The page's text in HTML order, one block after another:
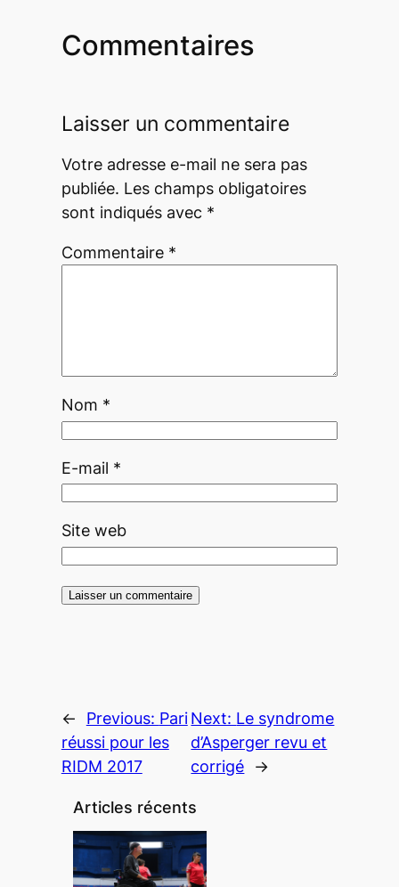
Commentaires
Laisser un commentaire
Votre adresse e-mail ne sera pas
publiée. Les champs obligatoires
sont indiqués avec *
Commentaire *
Nom *
E-mail *
Site web
← Previous: Pari
réussi pour les
RIDM 2017
Next: Le syndrome
d’Asperger revu et
corrigé
→
Articles récents